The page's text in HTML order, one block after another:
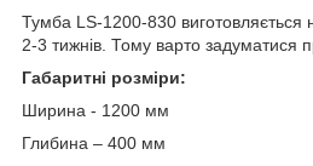
Тумба LS-1200-830 виготовляється
2-3 тижнів. Тому варто задуматися
Габаритні розміри:
Ширина - 1200 мм
Глибина – 400 мм